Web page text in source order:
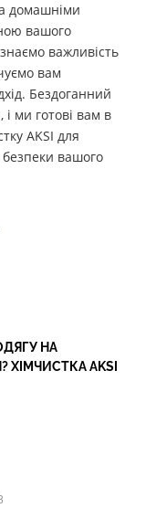
домашніми
вашого
важливість
вам
Бездоганний
ми готові вам в
AKSI для
вашого
НА
ХІМЧИСТКА AKSI